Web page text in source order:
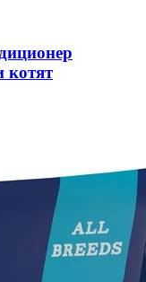
котят